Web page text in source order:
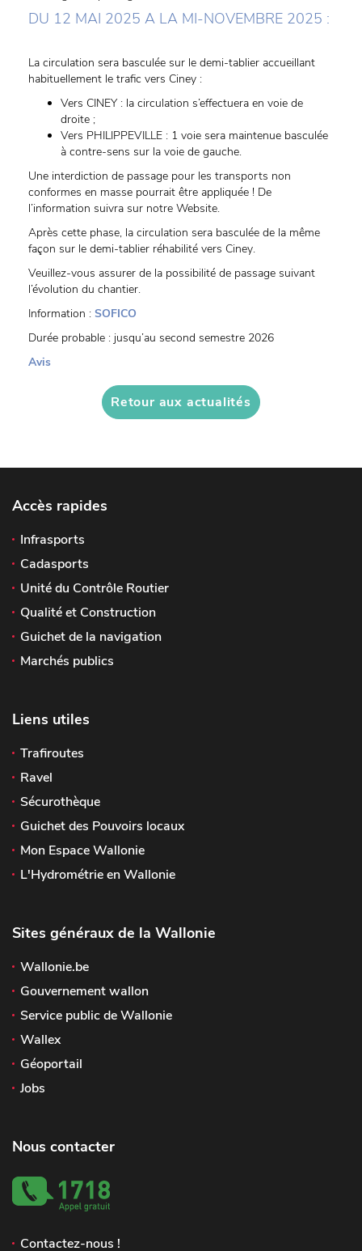
DU 12 MAI 2025 A LA MI-NOVEMBRE 2025 :
La circulation sera basculée sur le demi-tablier accueillant
habituellement le trafic vers Ciney :
Vers CINEY : la circulation s’effectuera en voie de
droite ;
Vers PHILIPPEVILLE : 1 voie sera maintenue basculée
à contre-sens sur la voie de gauche.
Une interdiction de passage pour les transports non
conformes en masse pourrait être appliquée ! De
l’information suivra sur notre Website.
Après cette phase, la circulation sera basculée de la même
façon sur le demi-tablier réhabilité vers Ciney.
Veuillez-vous assurer de la possibilité de passage suivant
l’évolution du chantier.
Information : SOFICO
Durée probable : jusqu’au second semestre 2026
Avis
Retour aux actualités
Accès rapides
Infrasports
Cadasports
Unité du Contrôle Routier
Qualité et Construction
Guichet de la navigation
Marchés publics
Liens utiles
Trafiroutes
Ravel
Sécurothèque
Guichet des Pouvoirs locaux
Mon Espace Wallonie
L'Hydrométrie en Wallonie
Sites généraux de la Wallonie
Wallonie.be
Gouvernement wallon
Service public de Wallonie
Wallex
Géoportail
Jobs
Nous contacter
Contactez-nous !